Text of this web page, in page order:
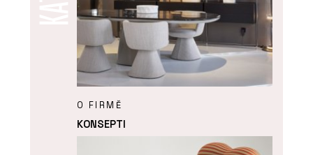
O FIRMĚ
KONSEPTI